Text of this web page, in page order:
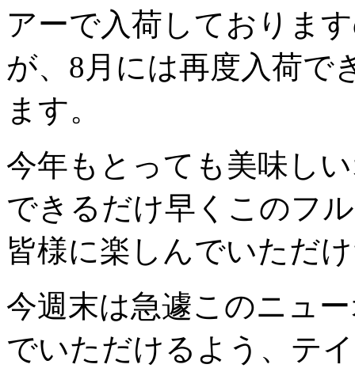
アーで入荷しておりま
が、8月には再度入荷で
ます。
今年もとっても美味し
できるだけ早くこのフ
皆様に楽しんでいただ
今週末は急遽このニュ
でいただけるよう、テ